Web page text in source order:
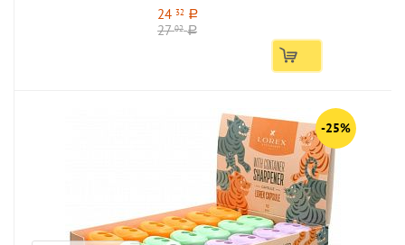
24 32 a
2702 a
-25%